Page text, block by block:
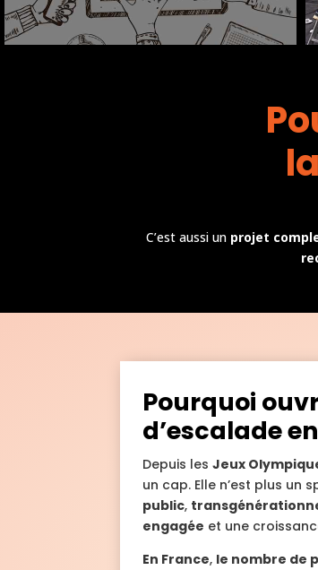
C’est aussi un projet
Pourquoi
d’escalade
Depuis lesJeux
un cap. Elle n’est plus un
public,
engagée et une
En France, le nombre de